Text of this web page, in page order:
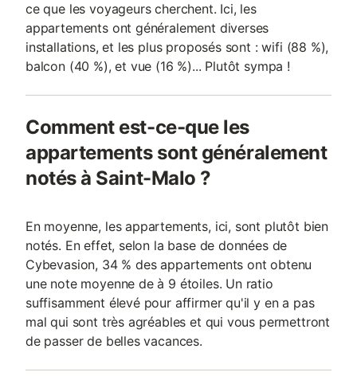
ce que les voyageurs cherchent. Ici, les
appartements ont généralement diverses
installations, et les plus proposés sont : wifi (88 %),
balcon (40 %), et vue (16 %)... Plutôt sympa !
Comment est-ce-que les
appartements sont généralement
notés à Saint-Malo ?
En moyenne, les appartements, ici, sont plutôt bien
notés. En effet, selon la base de données de
Cybevasion, 34 % des appartements ont obtenu
une note moyenne de à 9 étoiles. Un ratio
suffisamment élevé pour affirmer qu'il y en a pas
mal qui sont très agréables et qui vous permettront
de passer de belles vacances.